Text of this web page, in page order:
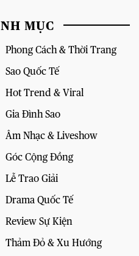
MỤC
Phong Cách & Thời Trang
Sao Quốc Tế
Hot Trend & Viral
Gia Đình Sao
Âm Nhạc & Liveshow
Góc Cộng Đồng
Lễ Trao Giải
Drama Quốc Tế
Review Sự Kiện
Thảm Đỏ & Xu Hướng